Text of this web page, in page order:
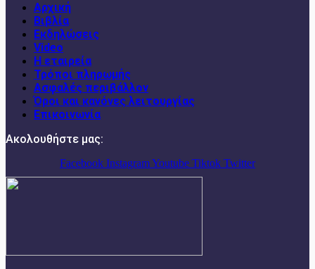
Αρχική
Βιβλία
Εκδηλώσεις
Video
Η εταιρεία
Τρόποι πληρωμής
Ασφαλές περιβάλλον
Όροι και κανόνες λειτουργίας
Επικοινωνία
Ακολουθήστε μας:
Facebook InstagramYoutube Tiktok Twitter